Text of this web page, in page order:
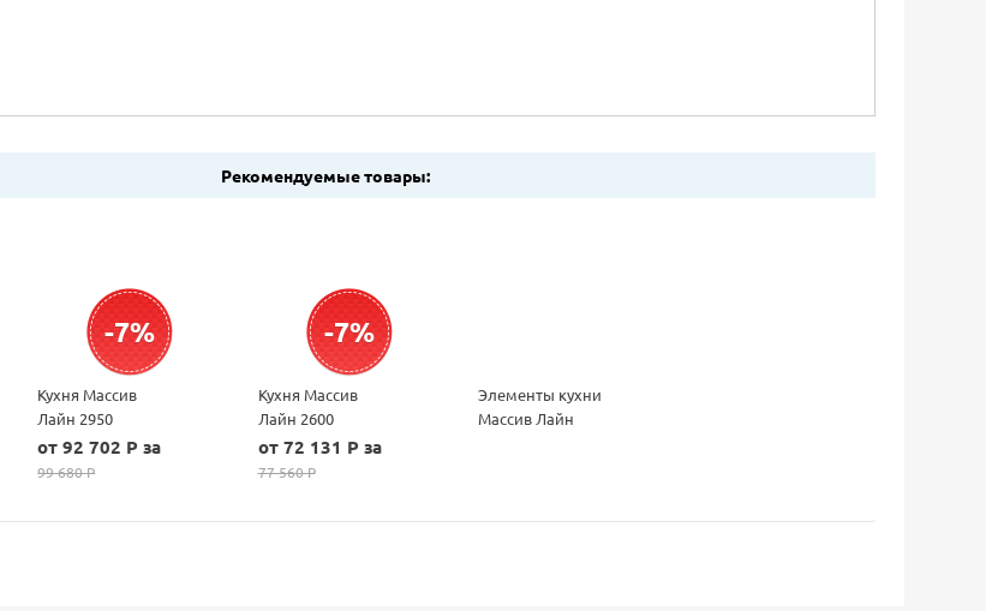
Рекомендуемые товары:
-7%
Кухня Массив
Лайн 2950
от 92 702 P за
99 680 P
-7%
Кухня Массив
Лайн 2600
от 72 131 P за
77 560 P
Элементы кухни
Массив Лайн